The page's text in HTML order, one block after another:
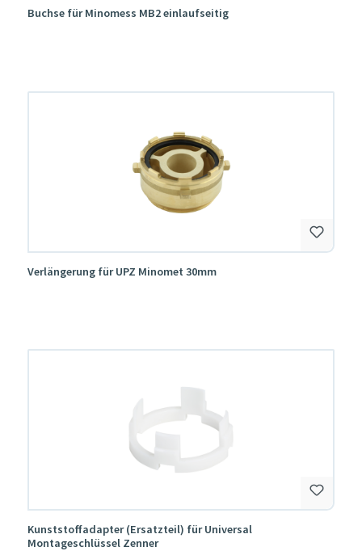
Buchse für Minomess MB2 einlaufseitig
Verlängerung für UPZ Minomet 30mm
Kunststoffadapter (Ersatzteil) für Universal
Montageschlüssel Zenner